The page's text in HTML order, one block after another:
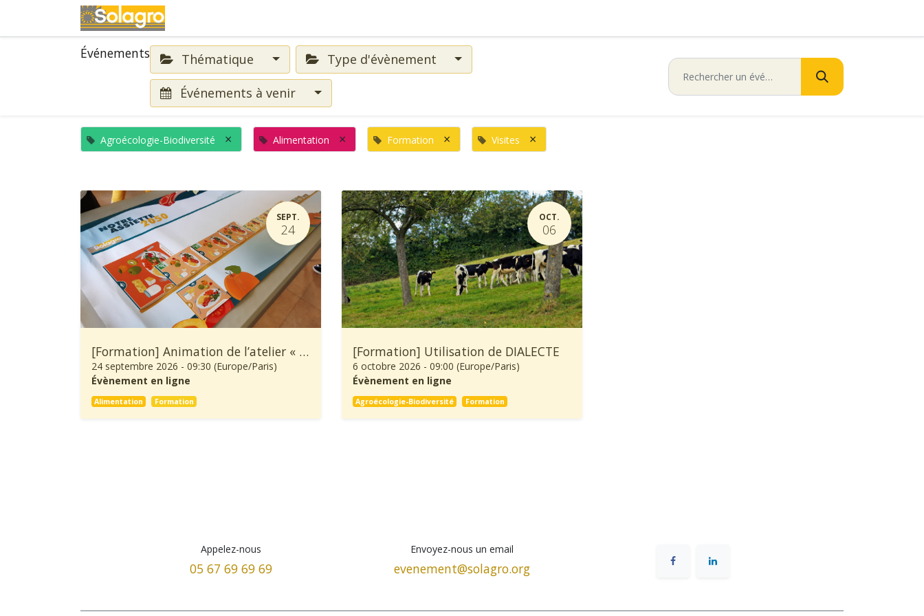
Événements Thématique Type d'évènement
Événements à venir
Agroécologie-Biodiversité × Alimentation × Formation × Visites ×
SEPT.
24
[Formation] Animation de l’atelier « À Table ! »
24 septembre 2026 - 09:30 (Europe/Paris)
Évènement en ligne
Alimentation Formation
OCT.
06
[Formation] Utilisation de DIALECTE
6 octobre 2026 - 09:00 (Europe/Paris)
Évènement en ligne
Agroécologie-Biodiversité Formation
Appelez-nous
05 67 69 69 69
Envoyez-nous un email
evenement@solagro.org